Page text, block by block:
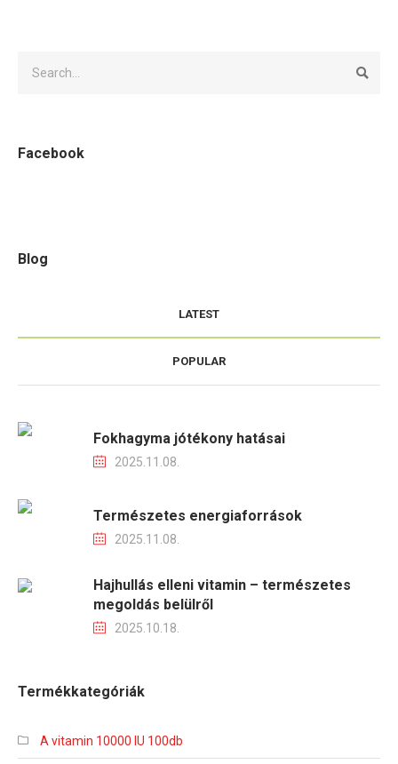
Facebook
Blog
LATEST
POPULAR
Fokhagyma jótékony hatásai
2025.11.08.
Természetes energiaforrások
2025.11.08.
Hajhullás elleni vitamin – természetes
megoldás belülről
2025.10.18.
Termékkategóriák
A vitamin 10000 IU 100db